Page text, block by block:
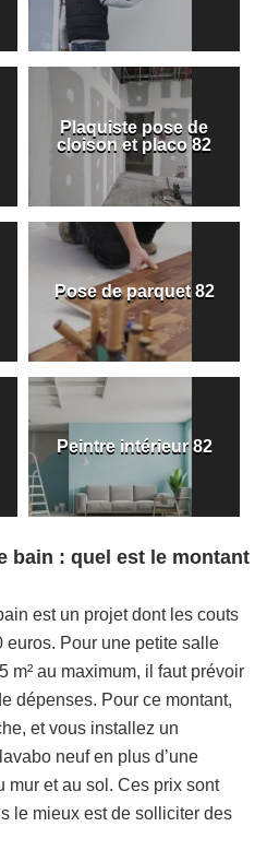
Plaquiste pose de
cloison et placo 82
Pose de parquet 82
Peintre intérieur 82
bain : quel est le montant
est un projet dont les couts
euros. Pour une petite salle
m² au maximum, il faut prévoir
dépenses. Pour ce montant,
et vous installez un
neuf en plus d’une
mur et au sol. Ces prix sont
le mieux est de solliciter des